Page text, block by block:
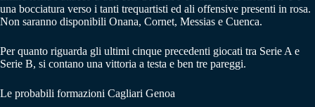
una bocciatura verso i tanti trequartisti ed ali offensive presenti in rosa.
Non saranno disponibili Onana, Cornet, Messias e Cuenca.
Per quanto riguarda gli ultimi cinque precedenti giocati tra Serie A e
Serie B, si contano una vittoria a testa e ben tre pareggi.
Le probabili formazioni Cagliari Genoa